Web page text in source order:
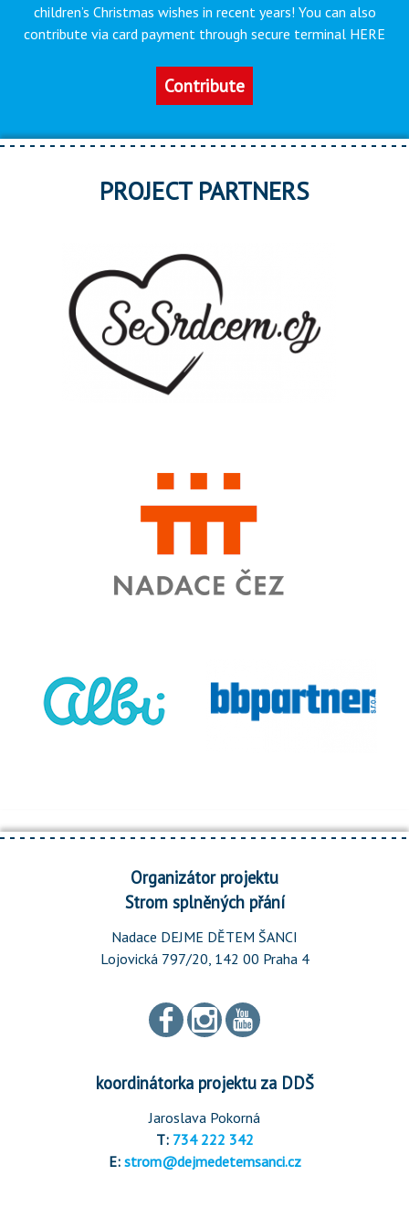
children’s Christmas wishes in recent years! You can also
contribute via card payment through secure terminal HERE
Contribute
PROJECT PARTNERS
Organizátor projektu
Strom splněných přání
Nadace DEJME DĚTEM ŠANCI
Lojovická 797/20, 142 00 Praha 4
koordinátorka projektu za DDŠ
Jaroslava Pokorná
T: 734 222 342
E: strom@dejmedetemsanci.cz